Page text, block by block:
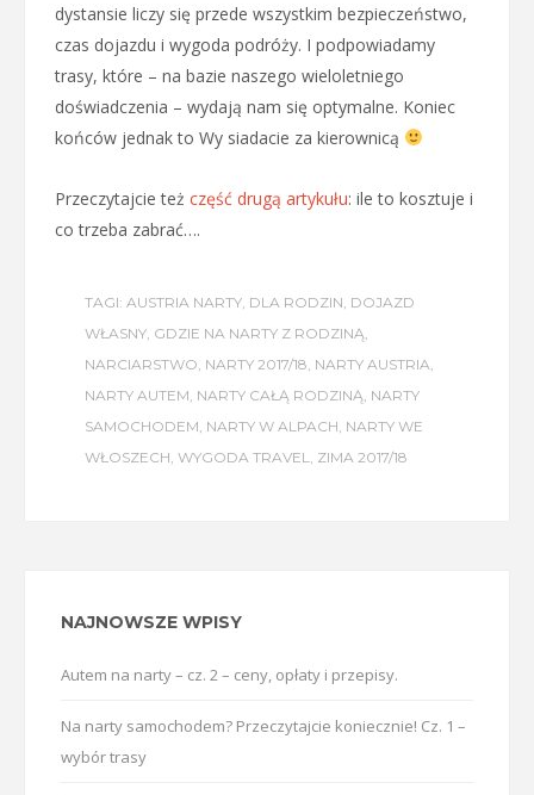
dystansie liczy się przede wszystkim bezpieczeństwo,
czas dojazdu i wygoda podróży. I podpowiadamy
trasy, które – na bazie naszego wieloletniego
doświadczenia – wydają nam się optymalne. Koniec
końców jednak to Wy siadacie za kierownicą
Przeczytajcie też część drugą artykułu: ile to kosztuje i
co trzeba zabrać….
TAGI: AUSTRIA NARTY DLA RODZIN DOJAZD
WŁASNY GDZIE NA NARTY Z RODZINĄ
NARCIARSTWO NARTY 2017/18 NARTY AUSTRIA
NARTY AUTEM NARTY CAŁĄ RODZINĄ NARTY
SAMOCHODEM NARTY W ALPACH NARTY WE
WŁOSZECH WYGODA TRAVEL ZIMA 2017/18
NAJNOWSZE WPISY
Autem na narty – cz. 2 – ceny, opłaty i przepisy.
Na narty samochodem? Przeczytajcie koniecznie! Cz. 1 –
wybór trasy